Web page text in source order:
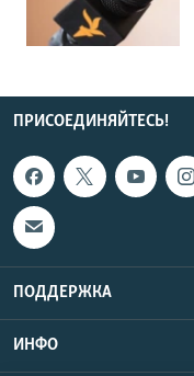
ПРИСОЕДИНЯЙТЕСЬ!
ПОДДЕРЖКА
ИНФО